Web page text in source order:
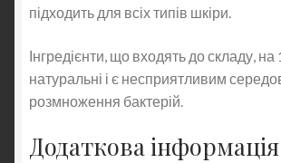
підходить для всіх типів шкіри.
Інгредієнти, що входять до складу, на
натуральні і є несприятливим
розмноження бактерій.
Додаткова інформація